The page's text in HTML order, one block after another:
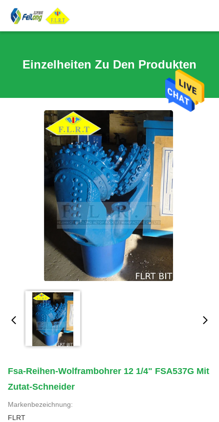
Einzelheiten Zu Den Produkten
Fsa-Reihen-Wolframbohrer 12 1/4" FSA537G Mit
Zutat-Schneider
Markenbezeichnung:
FLRT